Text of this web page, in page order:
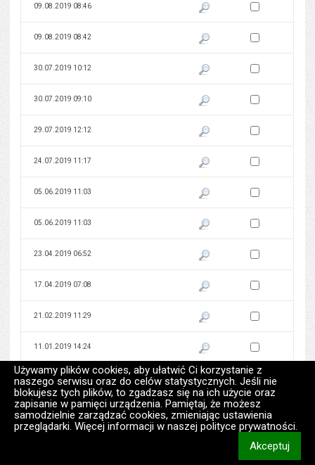
Używamy plików cookies, aby ułatwić Ci korzystanie z
naszego serwisu oraz do celów statystycznych. Jeśli nie
blokujesz tych plików, to zgadzasz się na ich użycie oraz
zapisanie w pamięci urządzenia. Pamiętaj, że możesz
samodzielnie zarządzać cookies, zmieniając ustawienia
przeglądarki. Więcej informacji w naszej polityce prywatności.
Akceptuj
09.08.2019 08:46 Pokaż podgląd wersji z dnia
Zaznacz wersję do
09.08.2019 08:42 Pokaż podgląd wersji z dnia
Zaznacz wersję do
30.07.2019 10:12 Pokaż podgląd wersji z dnia
Zaznacz wersję do
30.07.2019 09:10 Pokaż podgląd wersji z dnia
Zaznacz wersję do
29.07.2019 12:12 Pokaż podgląd wersji z dnia
Zaznacz wersję do
24.07.2019 11:17 Pokaż podgląd wersji z dnia
Zaznacz wersję do
05.06.2019 11:03 Pokaż podgląd wersji z dnia
Zaznacz wersję do
05.06.2019 11:03 Pokaż podgląd wersji z dnia
Zaznacz wersję do
23.04.2019 06:52 Pokaż podgląd wersji z dnia
Zaznacz wersję do
17.04.2019 07:08 Pokaż podgląd wersji z dnia
Zaznacz wersję do
21.02.2019 11:29 Pokaż podgląd wersji z dnia
Zaznacz wersję do
11.01.2019 14:24 Pokaż podgląd wersji z dnia
Zaznacz wersję do
02.01.2019 09:50 Pokaż podgląd wersji z dnia
Zaznacz wersję
28.12.2018 15:24 Pokaż podgląd wersji z dnia
Zaznacz wersję do